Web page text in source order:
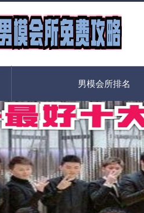
男模会所排名